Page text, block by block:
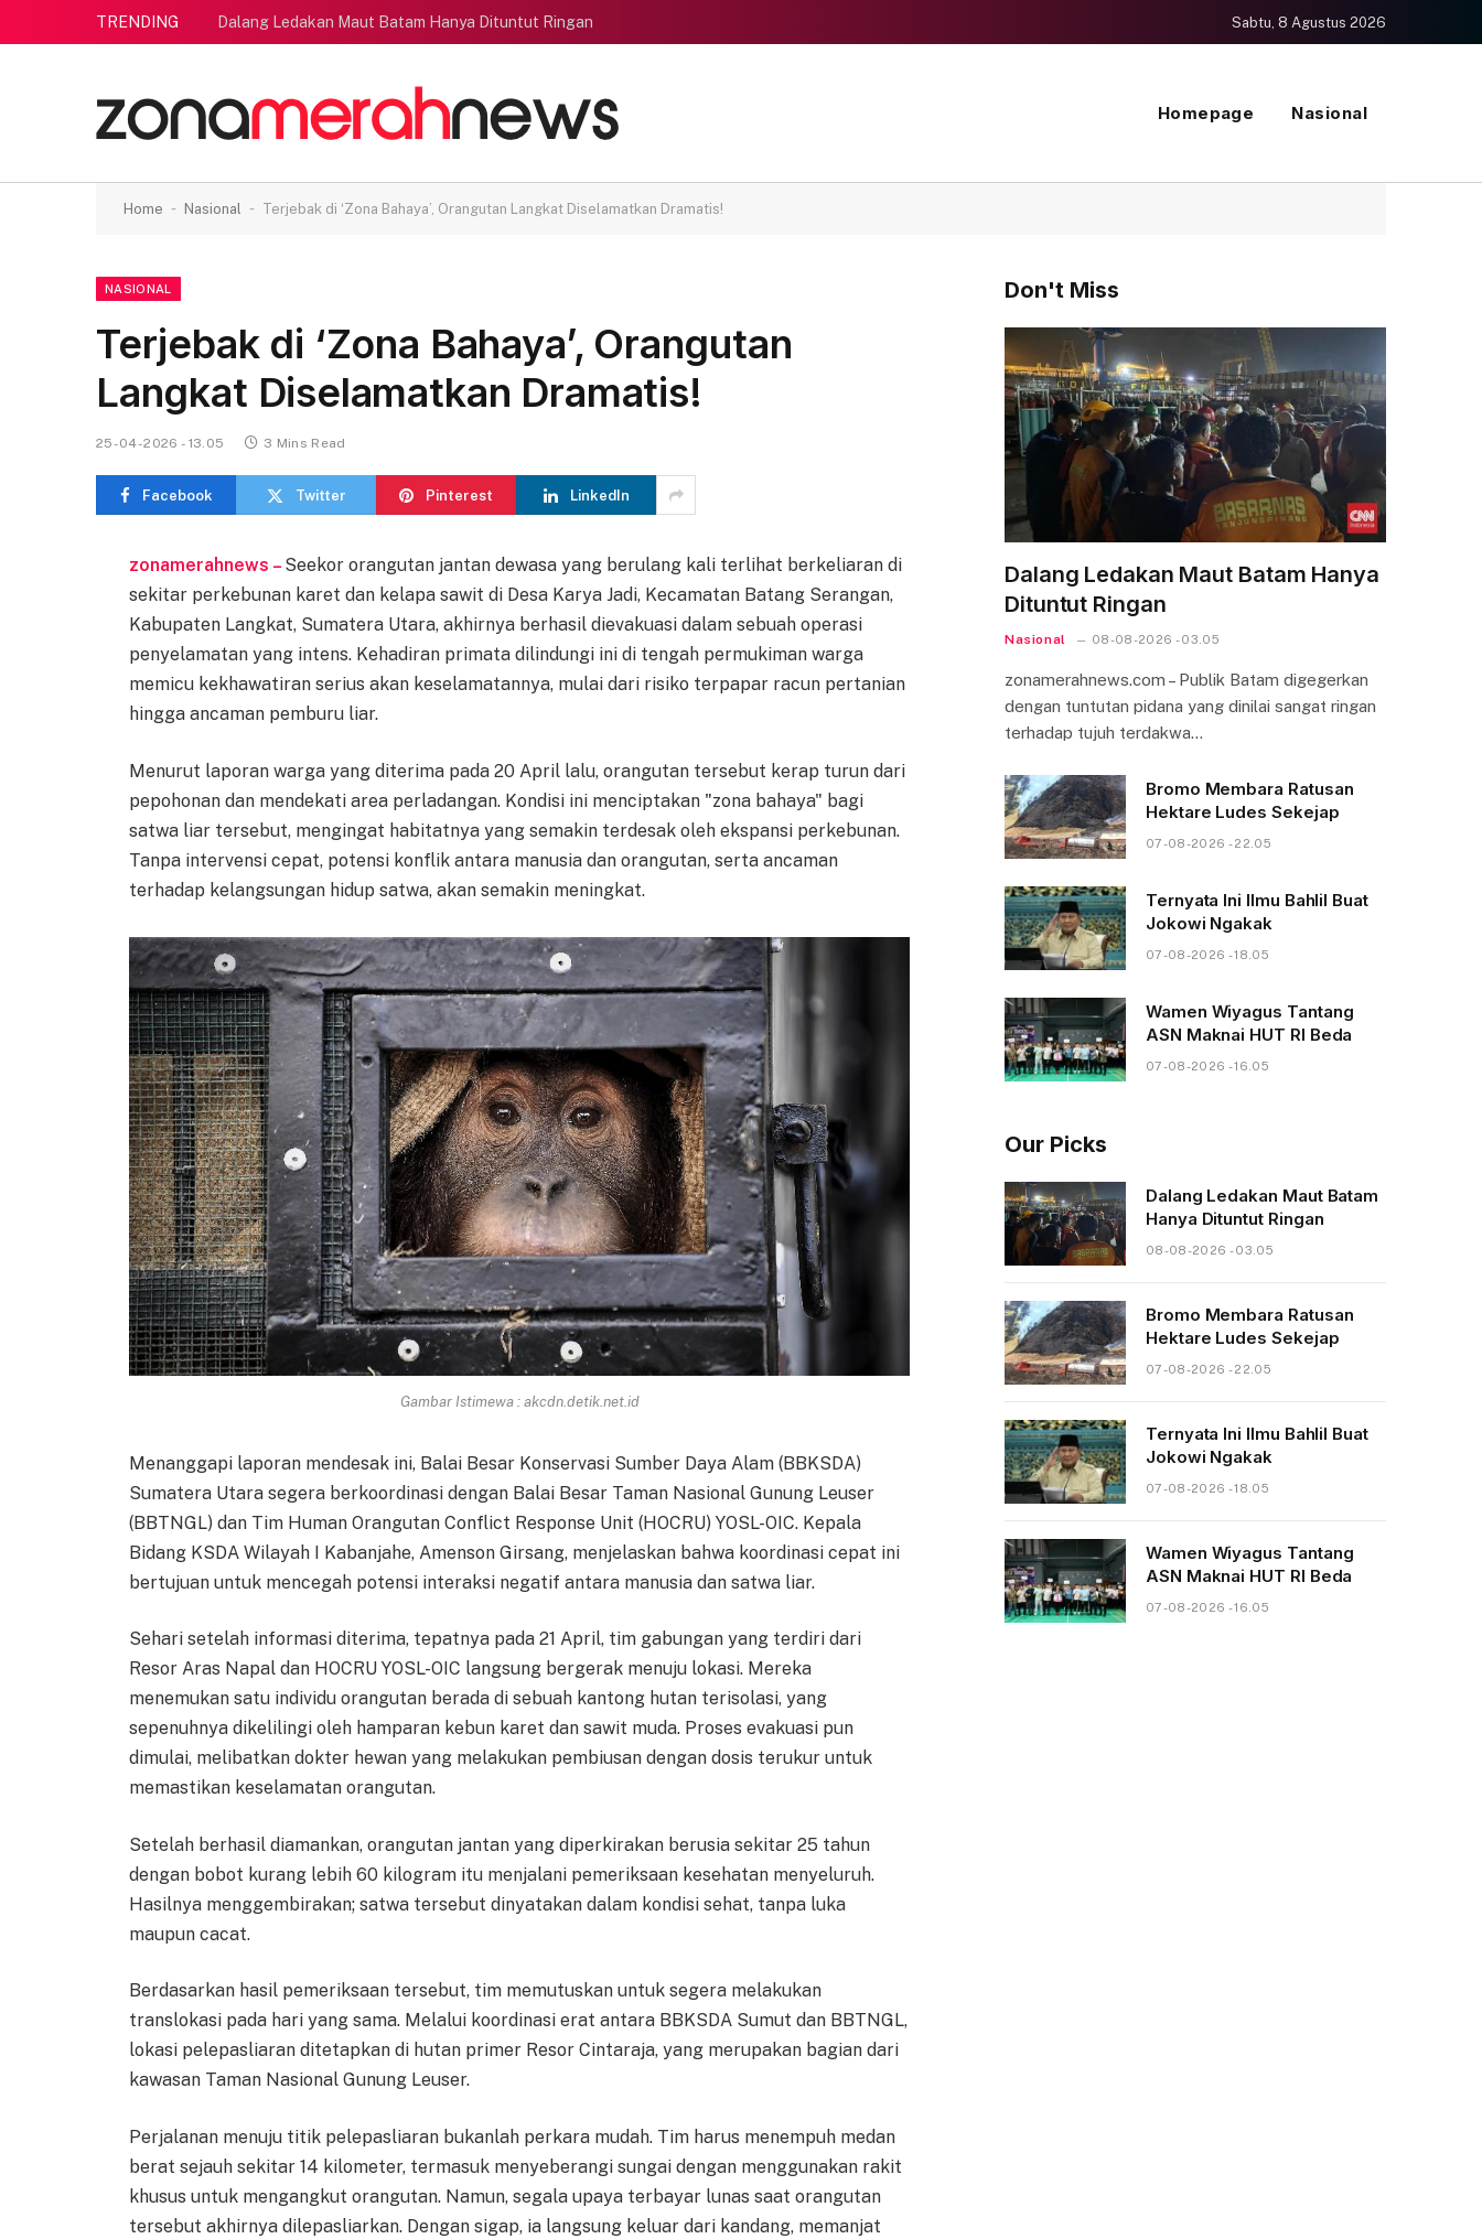
TRENDING Dalang Ledakan Maut Batam Hanya Dituntut Ringan Sabtu, 8 Agustus 2026
Homepage Nasional
Home - Nasional - Terjebak di ‘Zona Bahaya’, Orangutan Langkat Diselamatkan Dramatis!
NASIONAL
Terjebak di ‘Zona Bahaya’, Orangutan
Langkat Diselamatkan Dramatis!
25-04-2026 - 13.05 3 Mins Read
Facebook Twitter Pinterest LinkedIn
zonamerahnews – Seekor orangutan jantan dewasa yang berulang kali terlihat berkeliaran di
sekitar perkebunan karet dan kelapa sawit di Desa Karya Jadi, Kecamatan Batang Serangan,
Kabupaten Langkat, Sumatera Utara, akhirnya berhasil dievakuasi dalam sebuah operasi
penyelamatan yang intens. Kehadiran primata dilindungi ini di tengah permukiman warga
memicu kekhawatiran serius akan keselamatannya, mulai dari risiko terpapar racun pertanian
hingga ancaman pemburu liar.
Menurut laporan warga yang diterima pada 20 April lalu, orangutan tersebut kerap turun dari
pepohonan dan mendekati area perladangan. Kondisi ini menciptakan "zona bahaya" bagi
satwa liar tersebut, mengingat habitatnya yang semakin terdesak oleh ekspansi perkebunan.
Tanpa intervensi cepat, potensi konflik antara manusia dan orangutan, serta ancaman
terhadap kelangsungan hidup satwa, akan semakin meningkat.
Gambar Istimewa : akcdn.detik.net.id
Menanggapi laporan mendesak ini, Balai Besar Konservasi Sumber Daya Alam (BBKSDA)
Sumatera Utara segera berkoordinasi dengan Balai Besar Taman Nasional Gunung Leuser
(BBTNGL) dan Tim Human Orangutan Conflict Response Unit (HOCRU) YOSL-OIC. Kepala
Bidang KSDA Wilayah I Kabanjahe, Amenson Girsang, menjelaskan bahwa koordinasi cepat ini
bertujuan untuk mencegah potensi interaksi negatif antara manusia dan satwa liar.
Sehari setelah informasi diterima, tepatnya pada 21 April, tim gabungan yang terdiri dari
Resor Aras Napal dan HOCRU YOSL-OIC langsung bergerak menuju lokasi. Mereka
menemukan satu individu orangutan berada di sebuah kantong hutan terisolasi, yang
sepenuhnya dikelilingi oleh hamparan kebun karet dan sawit muda. Proses evakuasi pun
dimulai, melibatkan dokter hewan yang melakukan pembiusan dengan dosis terukur untuk
memastikan keselamatan orangutan.
Setelah berhasil diamankan, orangutan jantan yang diperkirakan berusia sekitar 25 tahun
dengan bobot kurang lebih 60 kilogram itu menjalani pemeriksaan kesehatan menyeluruh.
Hasilnya menggembirakan; satwa tersebut dinyatakan dalam kondisi sehat, tanpa luka
maupun cacat.
Berdasarkan hasil pemeriksaan tersebut, tim memutuskan untuk segera melakukan
translokasi pada hari yang sama. Melalui koordinasi erat antara BBKSDA Sumut dan BBTNGL,
lokasi pelepasliaran ditetapkan di hutan primer Resor Cintaraja, yang merupakan bagian dari
kawasan Taman Nasional Gunung Leuser.
Perjalanan menuju titik pelepasliaran bukanlah perkara mudah. Tim harus menempuh medan
berat sejauh sekitar 14 kilometer, termasuk menyeberangi sungai dengan menggunakan rakit
khusus untuk mengangkut orangutan. Namun, segala upaya terbayar lunas saat orangutan
tersebut akhirnya dilepasliarkan. Dengan sigap, ia langsung keluar dari kandang, memanjat
Don't Miss
Dalang Ledakan Maut Batam Hanya
Dituntut Ringan
Nasional 08-08-2026 - 03.05
zonamerahnews.com – Publik Batam digegerkan
dengan tuntutan pidana yang dinilai sangat ringan
terhadap tujuh terdakwa…
Bromo Membara Ratusan
Hektare Ludes Sekejap
07-08-2026 - 22.05
Ternyata Ini Ilmu Bahlil Buat
Jokowi Ngakak
07-08-2026 - 18.05
Wamen Wiyagus Tantang
ASN Maknai HUT RI Beda
07-08-2026 - 16.05
Our Picks
Dalang Ledakan Maut Batam
Hanya Dituntut Ringan
08-08-2026 - 03.05
Bromo Membara Ratusan
Hektare Ludes Sekejap
07-08-2026 - 22.05
Ternyata Ini Ilmu Bahlil Buat
Jokowi Ngakak
07-08-2026 - 18.05
Wamen Wiyagus Tantang
ASN Maknai HUT RI Beda
07-08-2026 - 16.05